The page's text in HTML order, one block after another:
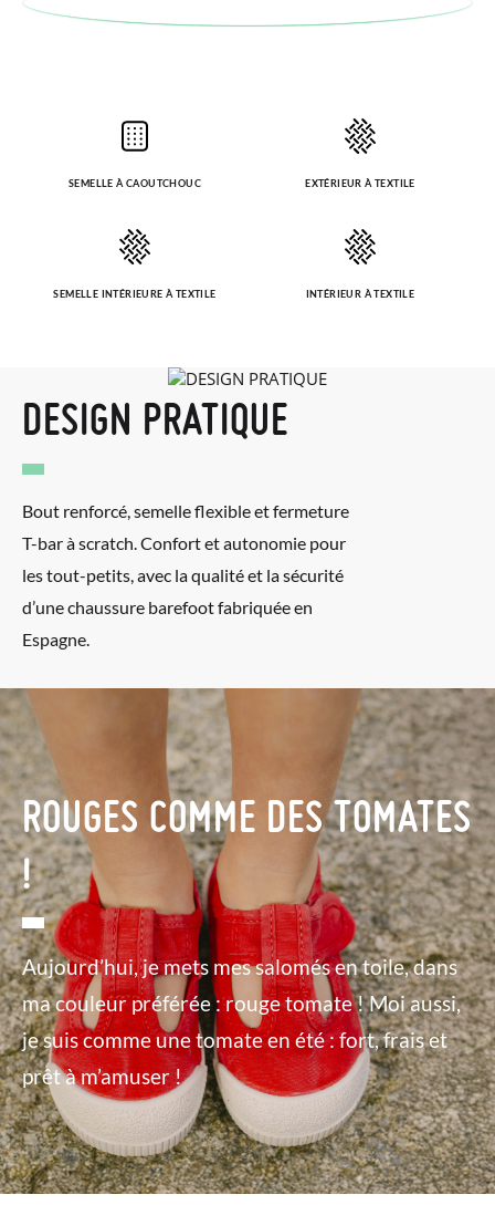
SEMELLE À CAOUTCHOUC EXTÉRIEUR À TEXTILE
SEMELLE INTÉRIEURE À TEXTILE INTÉRIEUR À TEXTILE
DESIGN PRATIQUE
Bout renforcé, semelle flexible et fermeture
T-bar à scratch. Confort et autonomie pour
les tout-petits, avec la qualité et la sécurité
d’une chaussure barefoot fabriquée en
Espagne.
ROUGES COMME DES TOMATES
!
Aujourd’hui, je mets mes salomés en toile, dans
ma couleur préférée : rouge tomate ! Moi aussi,
je suis comme une tomate en été : fort, frais et
prêt à m’amuser !